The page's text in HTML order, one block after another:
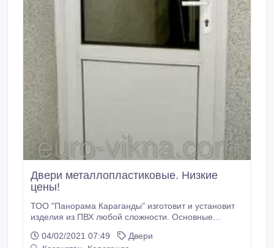
Двери металлопластиковые. Низкие
цены!
ТОО "Панорама Караганды" изготовит и установит
изделия из ПВХ любой сложности. Основные
тепло- и звукоизоляция, которые имеют особую
04/02/2021 07:49
Двери